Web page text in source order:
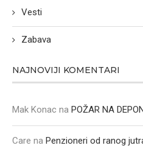
Vesti
Zabava
NAJNOVIJI KOMENTARI
Mak Konac na POŽAR NA
Care na Penzioneri od ranog